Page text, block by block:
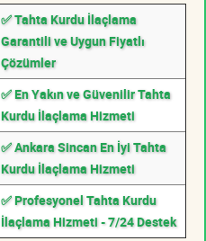
✅ Tahta Kurdu İlaçlama
Garantili ve Uygun Fiyatlı
Çözümler
✅ En Yakın ve Güvenilir Tahta
Kurdu İlaçlama Hizmeti
✅ Ankara Sincan En İyi Tahta
Kurdu İlaçlama Hizmeti
✅ Profesyonel Tahta Kurdu
İlaçlama Hizmeti - 7/24 Destek